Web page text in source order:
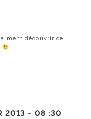
découvrir ce
2013 - 08 :30